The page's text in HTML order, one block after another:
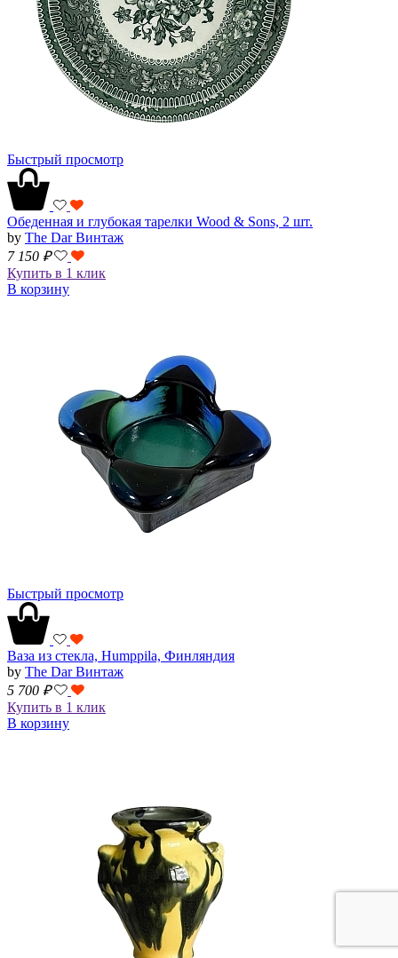
Быстрый просмотр
Обеденная и глубокая тарелки Wood & Sons, 2 шт.
by The Dar Винтаж
7 150 ₽
Купить в 1 клик
В корзину
Быстрый просмотр
Ваза из стекла, Humppila, Финляндия
by The Dar Винтаж
5 700 ₽
Купить в 1 клик
В корзину